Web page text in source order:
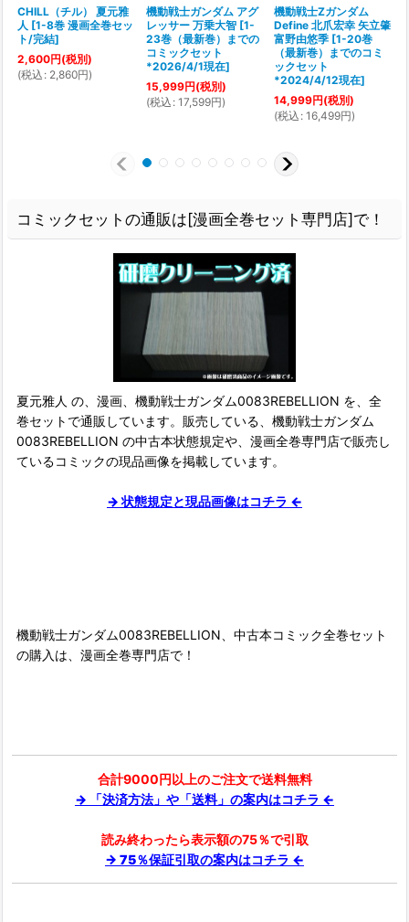
CHILL（チル） 夏元雅
人 [1-8巻 漫画全巻セッ
ト/完結]
2,600円(税別)
(税込 : 2,860円)
機動戦士ガンダム アグ
レッサー 万乗大智 [1-
23巻（最新巻）までの
コミックセット
*2026/4/1現在]
15,999円(税別)
(税込 : 17,599円)
機動戦士Zガンダム
Define 北爪宏幸 矢立肇
富野由悠季 [1-20巻
（最新巻）までのコミ
ックセット
*2024/4/12現在]
14,999円(税別)
(税込 : 16,499円)
コミックセットの通販は[漫画全巻セット専門店]で！
夏元雅人 の、漫画、機動戦士ガンダム0083REBELLION を、全
巻セットで通販しています。販売している、機動戦士ガンダム
0083REBELLION の中古本状態規定や、漫画全巻専門店で販売し
ているコミックの現品画像を掲載しています。
→ 状態規定と現品画像はコチラ ←
機動戦士ガンダム0083REBELLION、中古本コミック全巻セット
の購入は、漫画全巻専門店で！
合計9000円以上のご注文で送料無料
→ 「決済方法」や「送料」の案内はコチラ ←
読み終わったら表示額の75％で引取
→ 75％保証引取の案内はコチラ ←